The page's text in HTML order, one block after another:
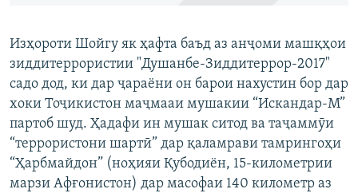
Изҳороти Шойгу як ҳафта баъд аз анҷоми машқҳои
зиддитеррористии "Душанбе-Зиддитеррор-2017"
садо дод, ки дар ҷараёни он барои нахустин бор дар
хоки Тоҷикистон маҷмааи мушакии “Искандар-М”
партоб шуд. Ҳадафи ин мушак ситод ва таҷаммӯи
“террористони шартӣ” дар қаламрави тамрингоҳи
“Ҳарбмайдон” (ноҳияи Қубодиён, 15-километрии
марзи Афғонистон) дар масофаи 140 километр аз